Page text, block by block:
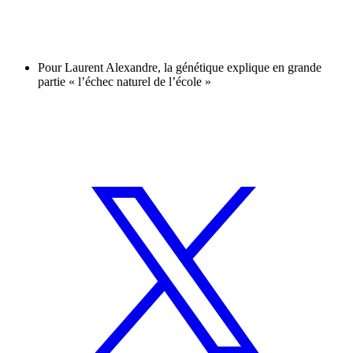
Pour Laurent Alexandre, la génétique explique en grande
partie « l’échec naturel de l’école »